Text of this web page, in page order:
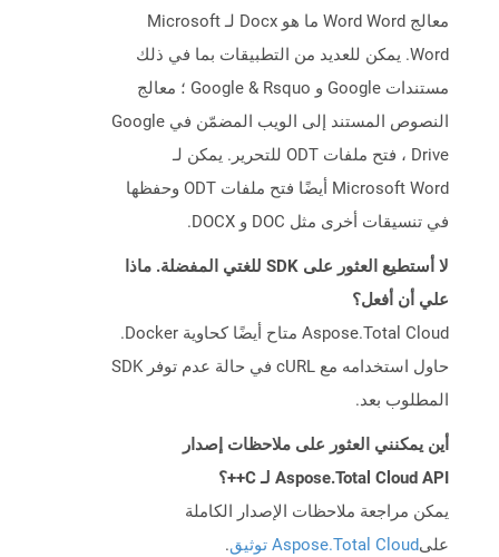
معالج Word Word ما هو Docx لـ Microsoft
Word. يمكن للعديد من التطبيقات بما في ذلك
مستندات Google و Google & Rsquo ؛ معالج
النصوص المستند إلى الويب المضمّن في Google
Drive ، فتح ملفات ODT للتحرير. يمكن لـ
Microsoft Word أيضًا فتح ملفات ODT وحفظها
في تنسيقات أخرى مثل DOC و DOCX.
لا أستطيع العثور على SDK للغتي المفضلة. ماذا
علي أن أفعل؟
Aspose.Total Cloud متاح أيضًا كحاوية Docker.
حاول استخدامه مع cURL في حالة عدم توفر SDK
المطلوب بعد.
أين يمكنني العثور على ملاحظات إصدار
Aspose.Total Cloud API لـ C++؟
يمكن مراجعة ملاحظات الإصدار الكاملة
علىAspose.Total Cloud توثيق .